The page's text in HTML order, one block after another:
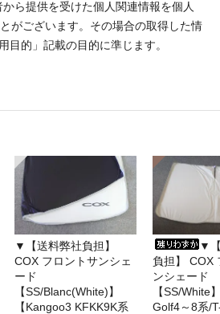
ら提供を受けた個人関連情報を個人
がございます。その場合の取得した情
目的」記載の目的に準じます。
▼【送料弊社負担】
COX フロントサンシェ
ード
【SS/Blanc(White)】
【Kangoo3 KFKK9K系
▼
負担】 COX
ンシェード
【SS/White
Golf4～8系/